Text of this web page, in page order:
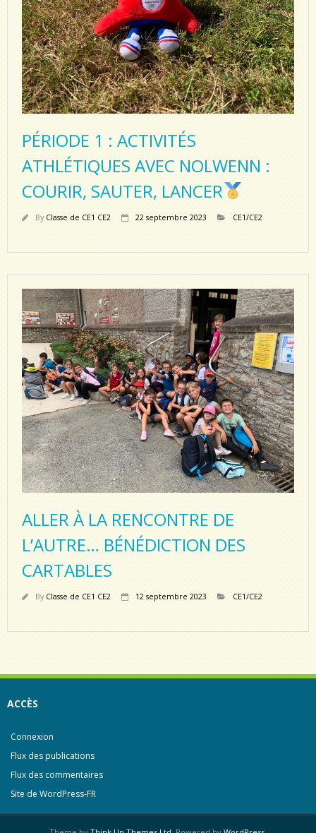
PÉRIODE 1 : ACTIVITÉS
ATHLÉTIQUES AVEC NOLWENN :
COURIR, SAUTER, LANCER
By Classe de CE1 CE2 22 septembre 2023 CE1/CE2
ALLER À LA RENCONTRE DE
L’AUTRE… BÉNÉDICTION DES
CARTABLES
By Classe de CE1 CE2 12 septembre 2023 CE1/CE2
ACCÈS
Connexion
Flux des publications
Flux des commentaires
Site de WordPress-FR